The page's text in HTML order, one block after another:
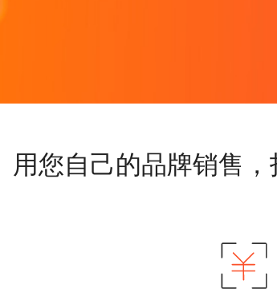
用您自己的品牌销售